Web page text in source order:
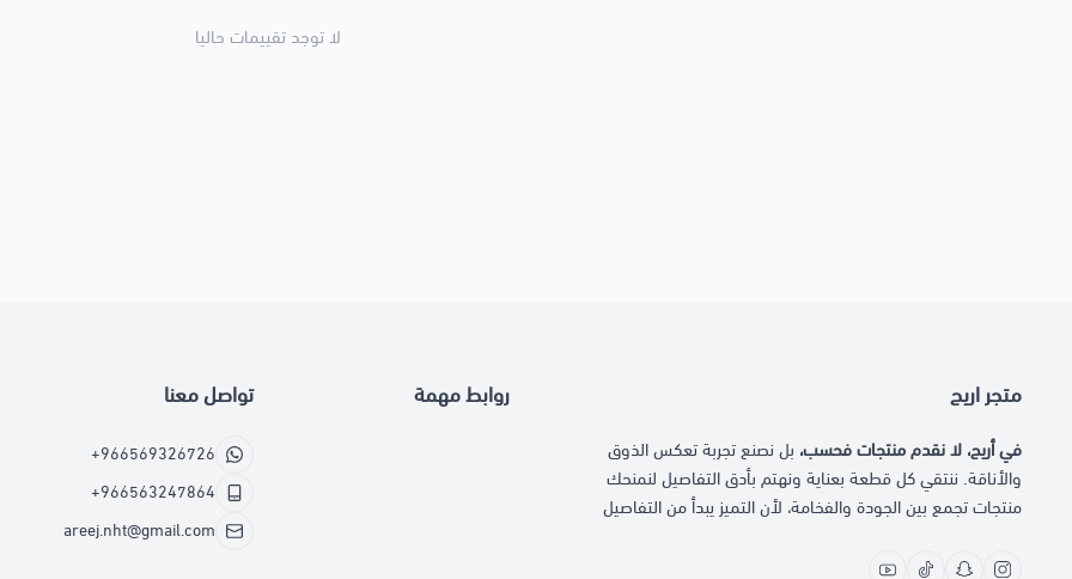
لا توجد تقييمات حاليا
متجر اريج
في أريج، لا نقدم منتجات فحسب، بل نصنع تجربة تعكس الذوق
والأناقة. ننتقي كل قطعة بعناية ونهتم بأدق التفاصيل لنمنحك
منتجات تجمع بين الجودة والفخامة، لأن التميز يبدأ من التفاصيل
روابط مهمة تواصل معنا
+966569326726
+966563247864
areej.nht@gmail.com